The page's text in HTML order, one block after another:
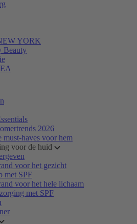
YORK
Beauty
2026
must-haves voor hem
voor de huid
voor het gezicht
met SPF
voor het hele lichaam
met SPF